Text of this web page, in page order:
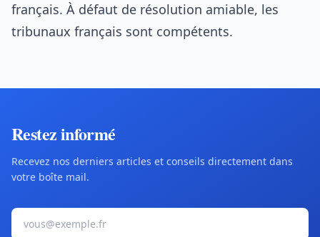
français. À défaut de résolution amiable, les
tribunaux français sont compétents.
Restez informé
Recevez nos derniers articles et conseils directement dans
votre boîte mail.
Votre adresse e-mail